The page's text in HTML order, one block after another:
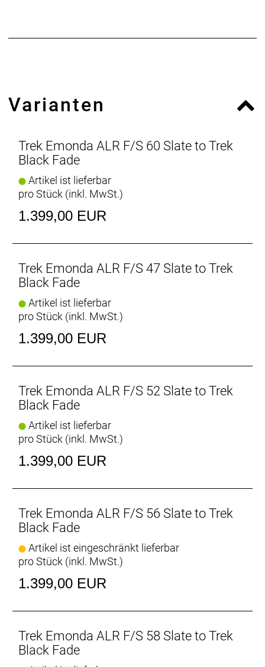
zum Preis von Aluminium. Wenn du bisher der
Meinung warst, dass Rahmen aus Aluminium nicht
mithalten können, belehrt dich dieser Rahmen eines
Besseren. Das Émonda ALR-Rahmenset ist eine
ist, sondern in puncto Fahreigenschaften locker mit
viel teureren Carbonrennrädern mithalten
- Es ist schnell am Berg, spursicher in Kurven und
souverän auf der Abfahrt.
jeder Hinsicht ebenbürtig ist
- Die interne Zugführung verlängert die Lebensdauer
bei.
- Wie jedes Émonda ist es leicht und schnell und
durch unsere lebenslange Garantie abgedeckt.
Varianten
Trek Emonda ALR F/S 60 Slate to Trek
Black Fade
Artikel ist lieferbar
pro Stück (inkl. MwSt.)
1.399,00 EUR
Trek Emonda ALR F/S 47 Slate to Trek
Black Fade
Artikel ist lieferbar
pro Stück (inkl. MwSt.)
1.399,00 EUR
Trek Emonda ALR F/S 52 Slate to Trek
Black Fade
Artikel ist lieferbar
pro Stück (inkl. MwSt.)
1.399,00 EUR
Trek Emonda ALR F/S 56 Slate to Trek
Black Fade
Artikel ist eingeschränkt lieferbar
pro Stück (inkl. MwSt.)
1.399,00 EUR
Trek Emonda ALR F/S 58 Slate to Trek
Black Fade